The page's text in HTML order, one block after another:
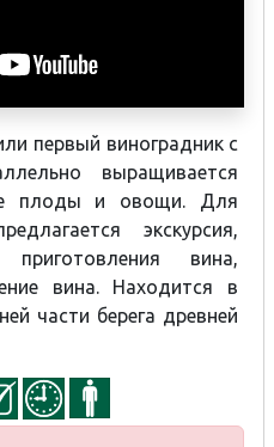
первый виноградник с
выращивается
плоды и овощи. Для
экскурсия,
вина,
вина. Находится в
части берега древней